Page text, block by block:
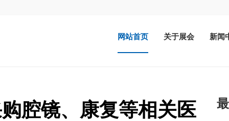
网站首页 关于展会 新闻
腔镜、康复等相关医